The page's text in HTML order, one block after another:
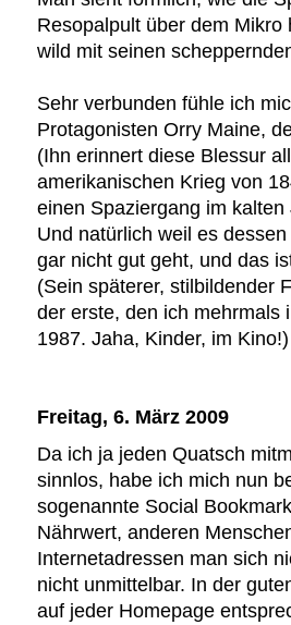
Resopalpult über dem
wild mit seinen
Sehr verbunden fühle ich
Protagonisten Orry Maine,
(Ihn erinnert diese Blessur
amerikanischen Krieg von
einen Spaziergang im
Und natürlich weil es
gar nicht gut geht, und das
(Sein späterer, stilbildender
der erste, den ich mehrmals
1987. Jaha, Kinder, im Kino!)
Freitag, 6. März 2009
Da ich ja jeden Quatsch
sinnlos, habe ich mich nun
sogenannte Social
Nährwert, anderen
Internetadressen man sich
nicht unmittelbar. In der
auf jeder Homepage